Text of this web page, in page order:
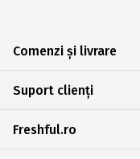
Comenzi și livrare
Suport clienți
Freshful.ro